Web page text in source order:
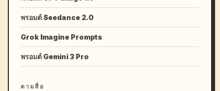
พรอมต์ Seedance 2.0
Grok Imagine Prompts
พรอมต์ Gemini 3 Pro
ตามสื่อ